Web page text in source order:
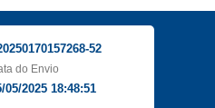
52
do Envio
05/2025 18:48:51